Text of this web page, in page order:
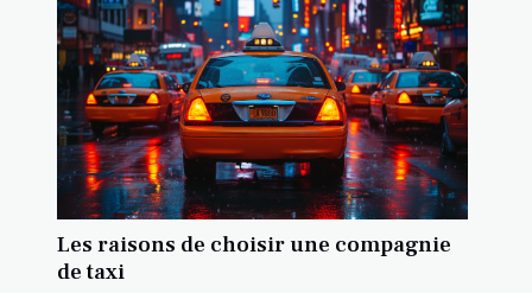
Les raisons de choisir une compagnie
de taxi